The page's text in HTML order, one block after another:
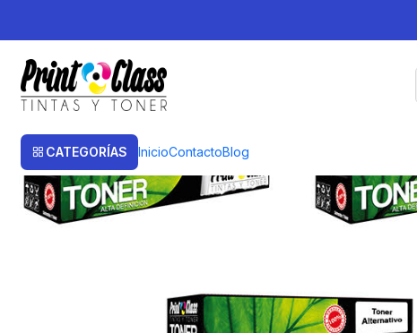
CATEGORÍAS InicioContactoBlog
Ce285A-Cb435A-Cb436A x 5 Unid.